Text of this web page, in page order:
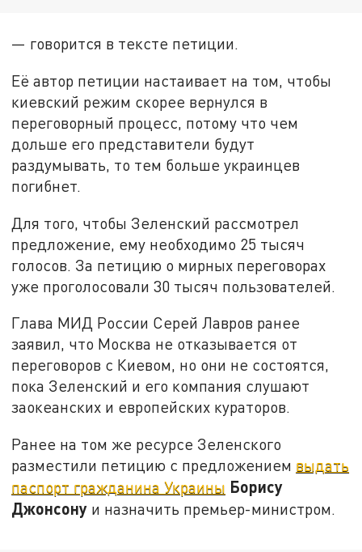
— говорится в тексте петиции.
Её автор петиции настаивает на том, чтобы
киевский режим скорее вернулся в
переговорный процесс, потому что чем
дольше его представители будут
раздумывать, то тем больше украинцев
погибнет.
Для того, чтобы Зеленский рассмотрел
предложение, ему необходимо 25 тысяч
голосов. За петицию о мирных переговорах
уже проголосовали 30 тысяч пользователей.
Глава МИД России Серей Лавров ранее
заявил, что Москва не отказывается от
переговоров с Киевом, но они не состоятся,
пока Зеленский и его компания слушают
заокеанских и европейских кураторов.
Ранее на том же ресурсе Зеленского
разместили петицию с предложением выдать
паспорт гражданина Украины Борису
Джонсону и назначить премьер-министром.